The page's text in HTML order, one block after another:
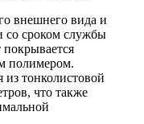
внешнего вида и
со сроком службы
покрывается
полимером.
из тонколистовой
что также